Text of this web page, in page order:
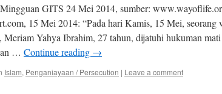
GITS 24 Mei 2014, sumber:
15 Mei 2014: “Pada hari Kamis, 15 Mei, seorang
Meriam Yahya Ibrahim, 27 tahun, dijatuhi hukuman
… Continue reading →
Islam, Penganiayaan / Persecution | Leave a comment